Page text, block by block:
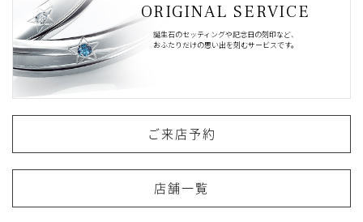
ORIGINAL SERVICE
誕生石のセッティングや記念日の刻印など、
おふたりだけの思い出を刻むサービスです。
ご来店予約
店舗一覧